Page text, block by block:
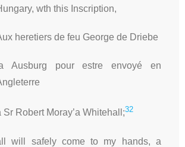
wth this Inscription,
heretiers de feu George de Driebe
Ausburg pour estre envoyé en
Sr Robert Moray’a Whitehall;32
will safely come to my hands, a